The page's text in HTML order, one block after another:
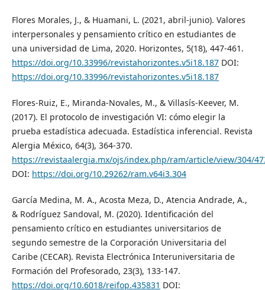
Flores Morales, J., & Huamani, L. (2021, abril-junio). Valores
interpersonales y pensamiento crítico en estudiantes de
una universidad de Lima, 2020. Horizontes, 5(18), 447-461.
https://doi.org/10.33996/revistahorizontes.v5i18.187DOI:
https://doi.org/10.33996/revistahorizontes.v5i18.187
Flores-Ruiz, E., Miranda-Novales, M., & Villasís-Keever, M.
(2017). El protocolo de investigación VI: cómo elegir la
prueba estadística adecuada. Estadística inferencial. Revista
Alergia México, 64(3), 364-370.
https://revistaalergia.mx/ojs/index.php/ram/article/view/304/
DOI: https://doi.org/10.29262/ram.v64i3.304
García Medina, M. A., Acosta Meza, D., Atencia Andrade, A.,
& Rodríguez Sandoval, M. (2020). Identificación del
pensamiento crítico en estudiantes universitarios de
segundo semestre de la Corporación Universitaria del
Caribe (CECAR). Revista Electrónica Interuniversitaria de
Formación del Profesorado, 23(3), 133-147.
https://doi.org/10.6018/reifop.435831 DOI: